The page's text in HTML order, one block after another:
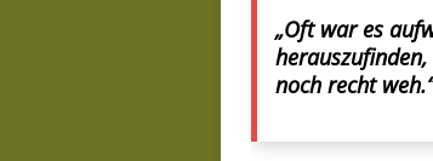
„Oft war es
noch recht weh.“